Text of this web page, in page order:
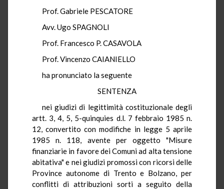
Prof. Gabriele PESCATORE
Avv. Ugo SPAGNOLI
Prof. Francesco P. CASAVOLA
Prof. Vincenzo CAIANIELLO
ha pronunciato la seguente
SENTENZA
nei giudizi di legittimità costituzionale degli
artt. 3, 4, 5, 5-quinquies d.l. 7 febbraio 1985 n.
12, convertito con modifiche in legge 5 aprile
1985 n. 118, avente per oggetto "Misure
finanziarie in favore dei Comuni ad alta tensione
abitativa" e nei giudizi promossi con ricorsi delle
Province autonome di Trento e Bolzano, per
conflitti di attribuzioni sorti a seguito della